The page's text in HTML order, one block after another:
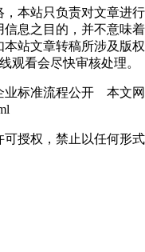
本站只负责对文章进行
息之目的，并不意味着
站文章转稿所涉及版权
观看会尽快审核处理。
业标准流程公开 本文网
可授权，禁止以任何形式